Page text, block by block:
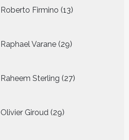
Roberto Firmino 13
producten
Raphael Varane 29
producten
Raheem Sterling 27
producten
Olivier Giroud 29
producten